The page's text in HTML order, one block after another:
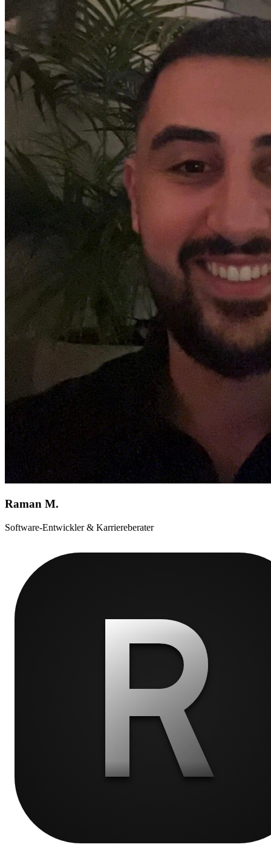
Raman M.
Software-Entwickler & Karriereberater